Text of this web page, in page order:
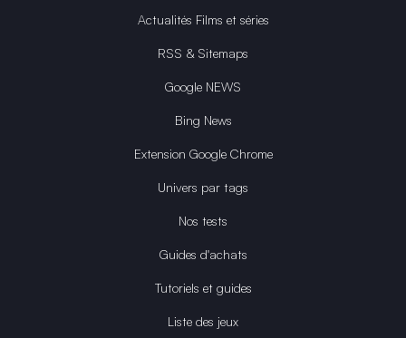
Actualités Films et séries
RSS & Sitemaps
Google NEWS
Bing News
Extension Google Chrome
Univers par tags
Nos tests
Guides d'achats
Tutoriels et guides
Liste des jeux